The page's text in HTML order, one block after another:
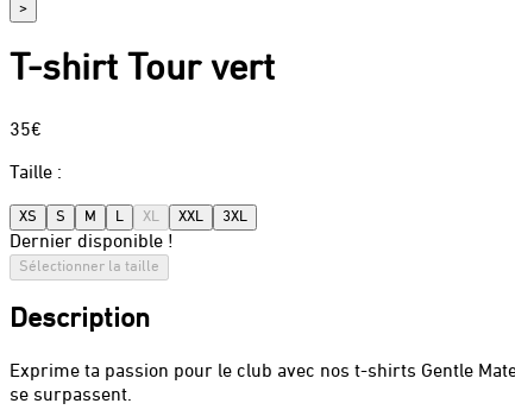
>
T-shirt Tour vert
35€
Taille :
XS S M L XL XXL 3XL
Dernier disponible !
Sélectionner la taille
Description
Exprime ta passion pour le club avec nos t-shirts Gentle
se surpassent.